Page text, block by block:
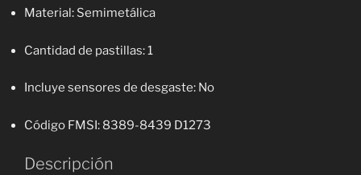
Material: Semimetálica
Cantidad de pastillas: 1
Incluye sensores de desgaste: No
Código FMSI: 8389-8439 D1273
Descripción